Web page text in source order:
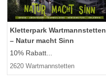
Kletterpark Wartmannstetten
– Natur macht Sinn
10% Rabatt...
2620 Wartmannstetten